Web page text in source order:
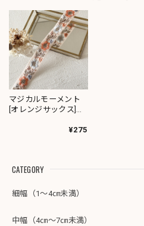
マジカルモーメント
[オレンジサックス]イ
¥275
CATEGORY
細幅（1～4㎝未満）
中幅（4㎝～7㎝未満）